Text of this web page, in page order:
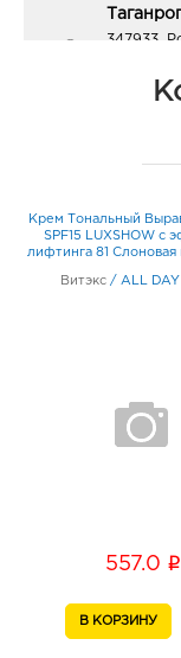
347933,
График
График
Крем Тональный
SPF15 LUXSHOW с
лифтинга 81 Слоновая
Витэкс / ALL
557.0 i